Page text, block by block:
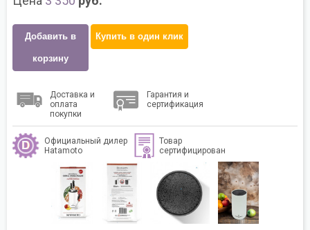
Добавить в
корзину
Купить в один клик
Доставка и
оплата
покупки
Гарантия и
сертификация
Официальный дилер
Hatamoto
Товар
сертифицирован